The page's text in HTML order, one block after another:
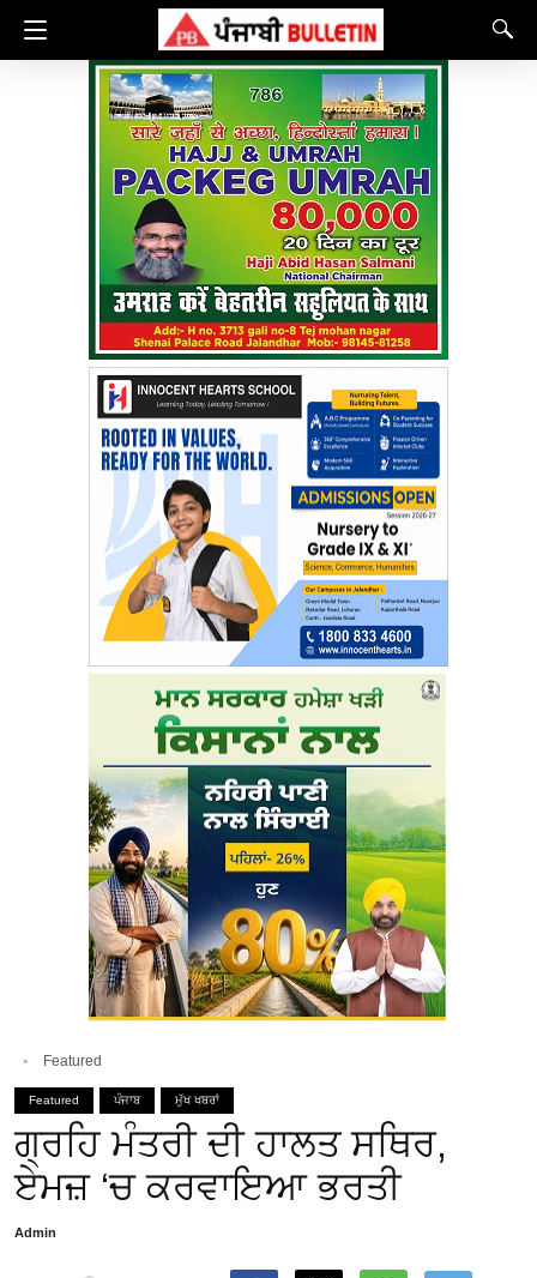
Featured
Featured ਪੰਜਾਬ ਮੁੱਖ ਖਬਰਾਂ
ਗ੍ਰਹਿ ਮੰਤਰੀ ਦੀ ਹਾਲਤ ਸਥਿਰ,
ਏਮਜ਼ ‘ਚ ਕਰਵਾਇਆ ਭਰਤੀ
Admin